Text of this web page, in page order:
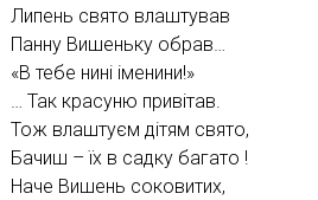
Липень свято влаштував
Панну Вишеньку обрав…
«В тебе нині іменини!»
… Так красуню привітав.
Тож влаштуєм дітям свято,
Бачиш – їх в садку багато !
Наче Вишень соковитих,